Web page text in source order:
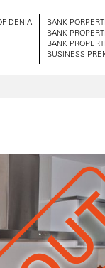
DENIA
BANK
BANK
BANK
BUSINESS